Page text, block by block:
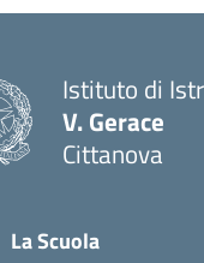
Istituto di
V. Gerace
Cittanova
La Scuola